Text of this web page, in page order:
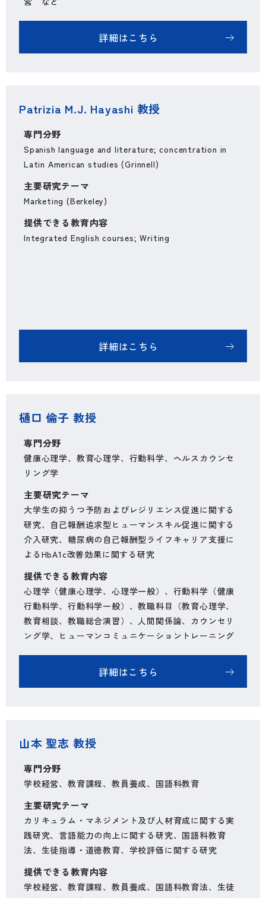
詳細はこちら
Patrizia M.J. Hayashi 教授
専門分野
Spanish language and literature; concentration in
Latin American studies (Grinnell)
主要研究テーマ
Marketing (Berkeley)
提供できる教育内容
Integrated English courses; Writing
詳細はこちら
樋口 倫子 教授
専門分野
健康心理学、教育心理学、行動科学、ヘルスカウンセ
リング学
主要研究テーマ
大学生の抑うつ予防およびレジリエンス促進に関する
研究、自己報酬追求型ヒューマンスキル促進に関する
介入研究、糖尿病の自己報酬型ライフキャリア支援に
よるHbA1c改善効果に関する研究
提供できる教育内容
心理学（健康心理学、心理学一般）、行動科学（健康
行動科学、行動科学一般）、教職科目（教育心理学、
教育相談、教職総合演習）、人間関係論、カウンセリ
ング学、ヒューマンコミュニケーショントレーニング
詳細はこちら
山本 聖志 教授
専門分野
学校経営、教育課程、教員養成、国語科教育
主要研究テーマ
カリキュラム・マネジメント及び人材育成に関する実
践研究、言語能力の向上に関する研究、国語科教育
法、生徒指導・道徳教育、学校評価に関する研究
提供できる教育内容
学校経営、教育課程、教員養成、国語科教育法、生徒